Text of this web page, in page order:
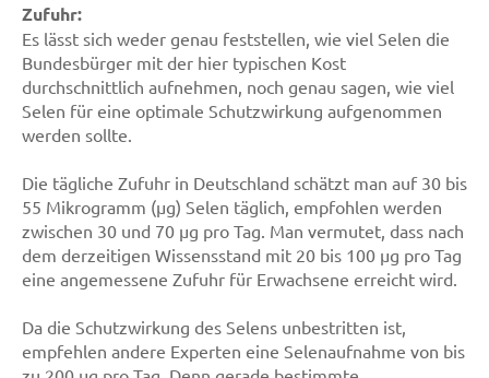
Zufuhr:
Es lässt sich weder genau feststellen, wie viel Selen die
Bundesbürger mit der hier typischen Kost
durchschnittlich aufnehmen, noch genau sagen, wie viel
Selen für eine optimale Schutzwirkung aufgenommen
werden sollte.
Die tägliche Zufuhr in Deutschland schätzt man auf 30 bis
55 Mikrogramm (µg) Selen täglich, empfohlen werden
zwischen 30 und 70 µg pro Tag. Man vermutet, dass nach
dem derzeitigen Wissensstand mit 20 bis 100 µg pro Tag
eine angemessene Zufuhr für Erwachsene erreicht wird.
Da die Schutzwirkung des Selens unbestritten ist,
empfehlen andere Experten eine Selenaufnahme von bis